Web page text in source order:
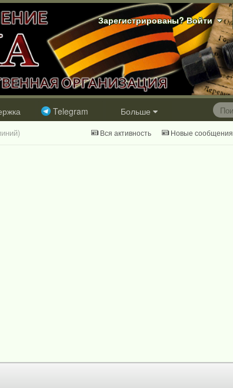
Зарегистрированы? Войти
Telegram Больше
Вся активность Новые сообщения